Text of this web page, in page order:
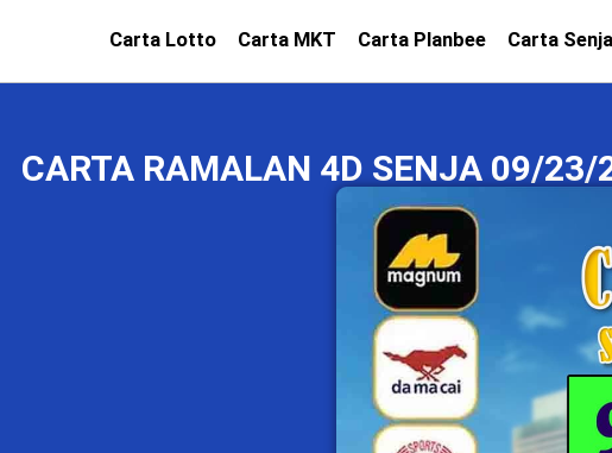
Carta Lotto Carta MKT Carta Planbee Carta Senja
CARTA RAMALAN 4D SENJA 09/23/